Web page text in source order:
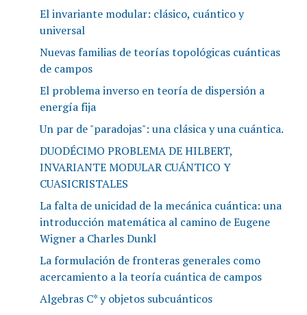
El invariante modular: clásico, cuántico y
universal
Nuevas familias de teorías topológicas cuánticas
de campos
El problema inverso en teoría de dispersión a
energía fija
Un par de "paradojas": una clásica y una cuántica.
DUODÉCIMO PROBLEMA DE HILBERT,
INVARIANTE MODULAR CUÁNTICO Y
CUASICRISTALES
La falta de unicidad de la mecánica cuántica: una
introducción matemática al camino de Eugene
Wigner a Charles Dunkl
La formulación de fronteras generales como
acercamiento a la teoría cuántica de campos
Algebras C* y objetos subcuánticos